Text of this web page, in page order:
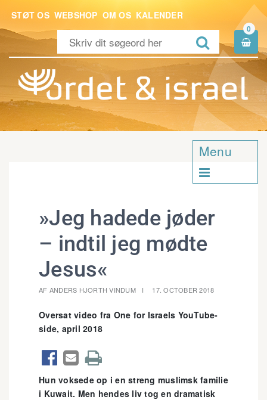
STØT OS WEBSHOP OM OS KALENDER

0

Menu

»Jeg hadede jøder
– indtil jeg mødte
Jesus«
AF ANDERS HJORTH VINDUM 17. OCTOBER 2018
Oversat video fra One for Israels YouTube-
side, april 2018
  
Hun voksede op i en streng muslimsk familie
i Kuwait. Men hendes liv tog en dramatisk